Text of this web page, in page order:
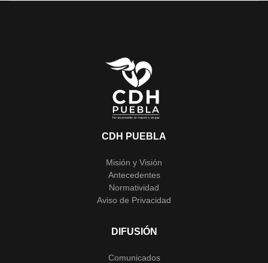
CDH PUEBLA
Misión y Visión
Antecedentes
Normatividad
Aviso de Privacidad
DIFUSIÓN
Comunicados